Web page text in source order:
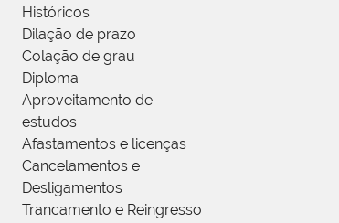
Históricos
Dilação de prazo
Colação de grau
Diploma
Aproveitamento de
estudos
Afastamentos e licenças
Cancelamentos e
Desligamentos
Trancamento e Reingresso